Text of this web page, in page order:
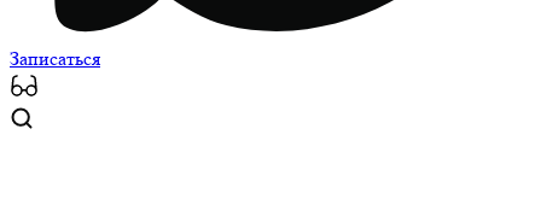
Записаться